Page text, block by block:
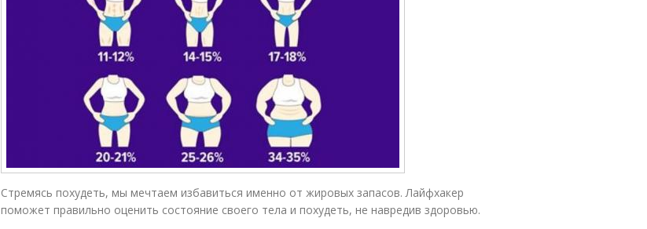
Стремясь похудеть, мы мечтаем избавиться именно от жировых запасов. Лайфхакер
поможет правильно оценить состояние своего тела и похудеть, не навредив здоровью.